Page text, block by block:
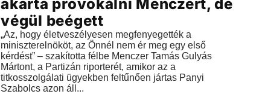
akarta provokálni Menczert, de
végül beégett
„Az, hogy életveszélyesen megfenyegették a
miniszterelnököt, az Önnél nem ér meg egy első
kérdést” – szakította félbe Menczer Tamás Gulyás
Mártont, a Partizán riporterét, amikor az a
titkosszolgálati ügyekben feltűnően jártas Panyi
Szabolcs azon áll...